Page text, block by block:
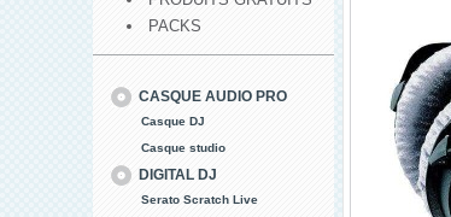
PACKS
CASQUE AUDIO PRO
Casque DJ
Casque studio
DIGITAL DJ
Serato Scratch Live